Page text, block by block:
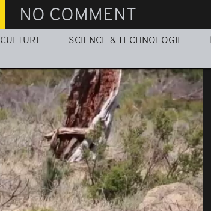
NO COMMENT
CULTURE SCIENCE & TECHNOLOGIE